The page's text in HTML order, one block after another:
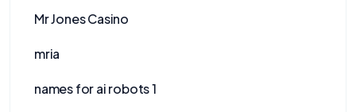
Mr Jones Casino
mria
names for ai robots 1